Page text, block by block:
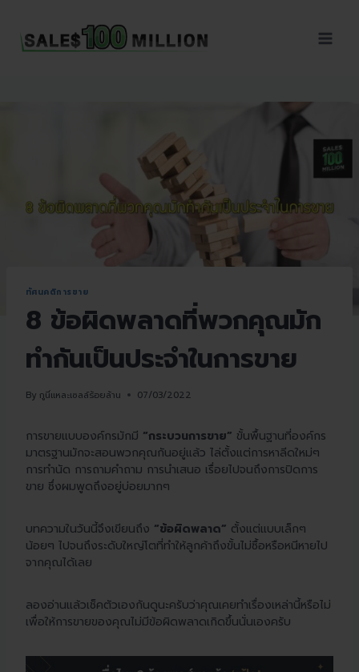
ทัศนคติการขาย
8 ข้อผิดพลาดที่พวกคุณมัก
ทำกันเป็นประจำในการขาย
By กูนี่แหละเซลล์ร้อยล้าน 07/03/2022
การขายแบบองค์กรมักมี “กระบวนการขาย” ขั้นพื้นฐานที่องค์กร
มาตรฐานมักจะสอนพวกคุณกันอยู่แล้ว ไล่ตั้งแต่การหาลีดใหม่ๆ
การทำนัด การถามคำถาม การนำเสนอ เรื่อยไปจนถึงการปิดการ
ขาย ซึ่งผมพูดถึงอยู่บ่อยมากๆ
บทความในวันนี้จึงเขียนถึง “ข้อผิดพลาด” ตั้งแต่แบบเล็กๆ
น้อยๆ ไปจนถึงระดับใหญ่โตที่ทำให้ลูกค้าถึงขั้นไม่ซื้อหรือหนีหายไป
จากคุณได้เลย
ลองอ่านแล้วเช็คตัวเองกันดูนะครับว่าคุณเคยทำเรื่องเหล่านี้หรือไม่
เพื่อให้การขายของคุณไม่มีข้อผิดพลาดเกิดขึ้นนั่นเองครับ